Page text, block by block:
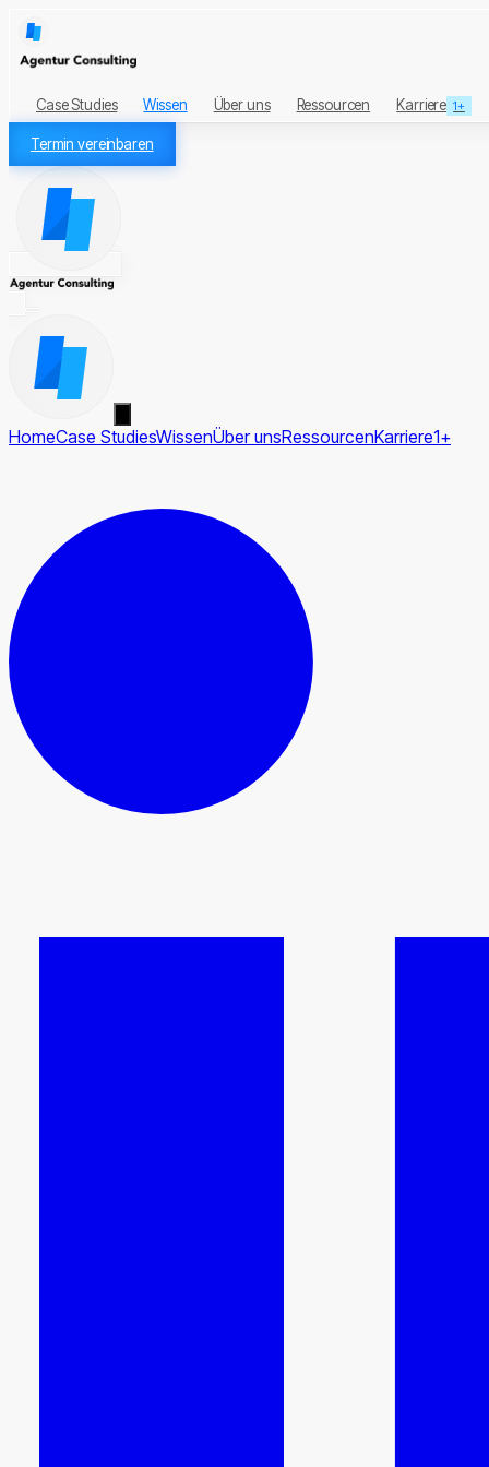
Case Studies Wissen Über uns Ressourcen Karriere 1+
Termin vereinbaren
HomeCase StudiesWissenÜber unsRessourcenKarriere1+